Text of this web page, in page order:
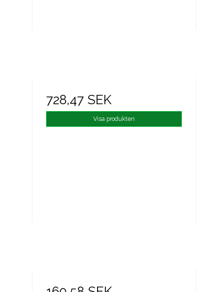
728,47 SEK
Visa produkten